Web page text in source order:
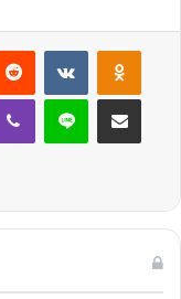
Reddit VKontakte
Viber Line E-Posta ile